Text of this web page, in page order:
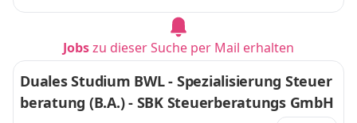
Jobszu dieser Suche per Mail erhalten
Duales Studium BWL - Spezialisierung Steuer
beratung (B.A.) - SBK Steuerberatungs GmbH